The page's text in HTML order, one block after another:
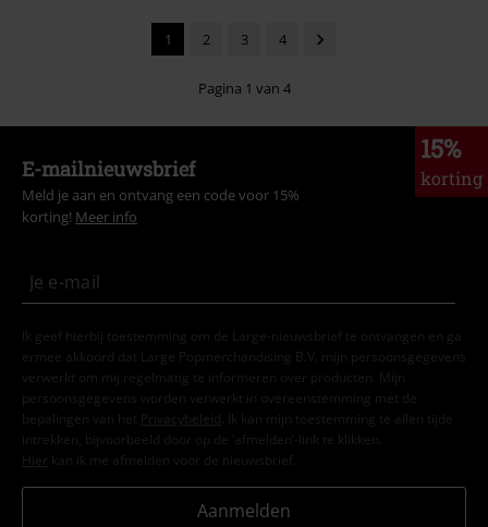
1 2 3 4
Pagina 1 van 4
15%
korting
E-mailnieuwsbrief
Meld je aan en ontvang een code voor 15%
korting! Meer info
Ik geef hierbij toestemming om de Large-nieuwsbrief te ontvangen en ga
ermee akkoord dat Large Popmerchandising B.V. mijn persoonsgegevens
verwerkt om mij regelmatig te informeren over producten. Mijn
persoonsgegevens worden verwerkt in overeenstemming met de
bepalingen van het
Privacybeleid . Ik kan mijn toestemming te allen tijde
intrekken, bijvoorbeeld door op de ‘afmelden’-link te klikken.
Hier kan ik me afmelden voor de nieuwsbrief.
Aanmelden